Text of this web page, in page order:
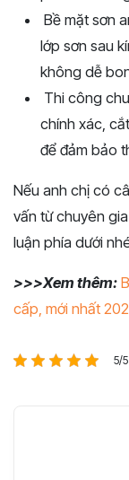
Bề mặt sơn
lớp sơn sau
không dễ
Thi công
chính xác, cắt
để đảm bảo
Nếu anh chị có
vấn từ chuyên
luận phía dưới
>>>Xem thêm:
cấp, mới nhất
5/